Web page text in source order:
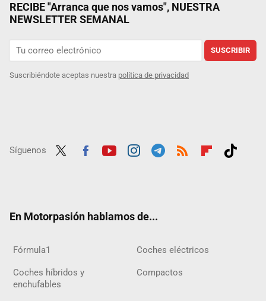
RECIBE "Arranca que nos vamos", NUESTRA
NEWSLETTER SEMANAL
SUSCRIBIR
Suscribiéndote aceptas nuestra política de privacidad
Síguenos
En Motorpasión hablamos de...
Fórmula1 Coches eléctricos
Coches híbridos y
enchufables
Compactos